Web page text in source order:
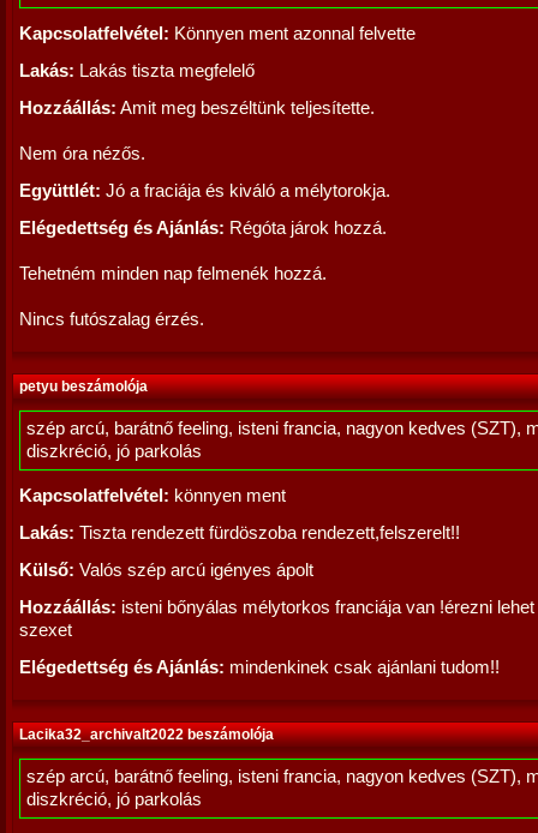
Kapcsolatfelvétel: Könnyen ment azonnal felvette
Lakás: Lakás tiszta megfelelő
Hozzáállás: Amit meg beszéltünk teljesítette.
Nem óra nézős.
Együttlét: Jó a fraciája és kiváló a mélytorokja.
Elégedettség és Ajánlás: Régóta járok hozzá.
Tehetném minden nap felmenék hozzá.
Nincs futószalag érzés.
petyu beszámolója
szép arcú, barátnő feeling, isteni francia, nagyon kedves (SZT),
diszkréció, jó parkolás
Kapcsolatfelvétel: könnyen ment
Lakás: Tiszta rendezett fürdöszoba rendezett,felszerelt!!
Külső: Valós szép arcú igényes ápolt
Hozzáállás: isteni bőnyálas mélytorkos franciája van !érezni
szexet
Elégedettség és Ajánlás: mindenkinek csak ajánlani tudom!!
Lacika32_archivalt2022 beszámolója
szép arcú, barátnő feeling, isteni francia, nagyon kedves (SZT),
diszkréció, jó parkolás